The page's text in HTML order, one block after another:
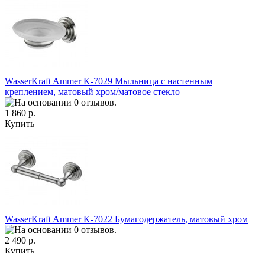
WasserKraft Ammer K-7029 Мыльница с настенным
креплением, матовый хром/матовое стекло
1 860 р.
Купить
WasserKraft Ammer K-7022 Бумагодержатель, матовый хром
2 490 р.